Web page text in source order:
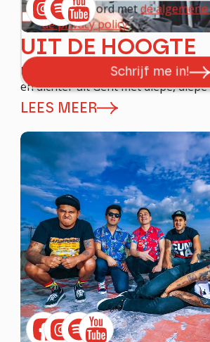
UIT DE HOOGTE
Uit de Hoogte is een zanger,
en dichter uit Gent met diepe, diepe
LEES MEER
ik ga akkoord metde
de privacy policy
Schrijf me in!